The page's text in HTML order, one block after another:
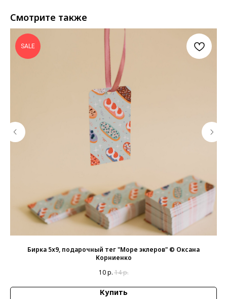
Смотрите также
SALE
Бирка 5х9, подарочный тег "Море эклеров" © Оксана
Корниенко
10 р. 14р.
Купить